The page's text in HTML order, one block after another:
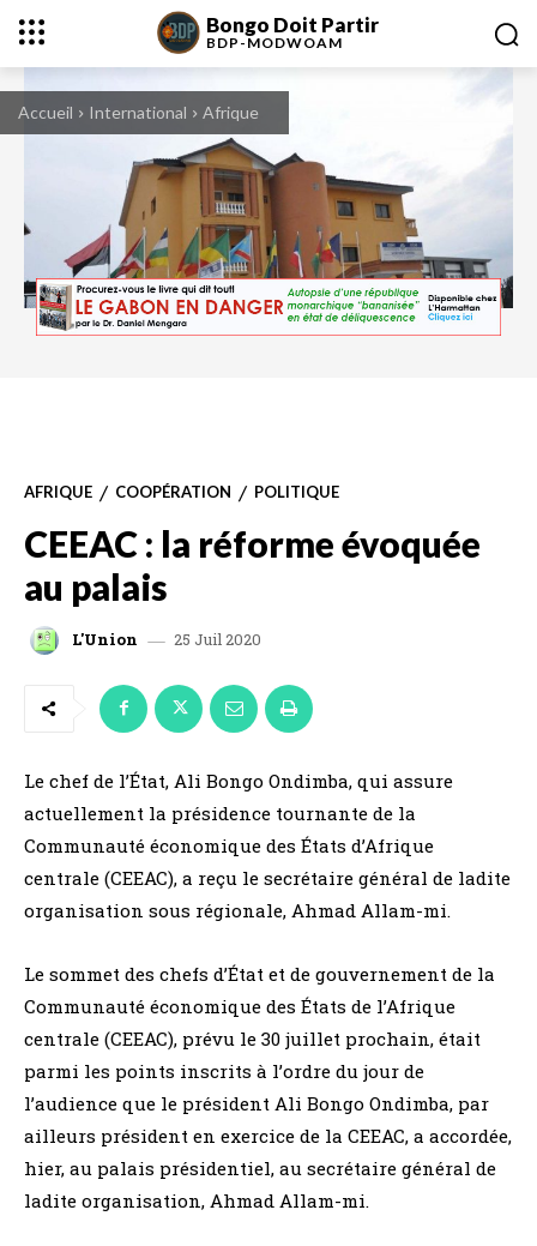
Bongo Doit Partir
BDP-MODWOAM
Accueil International Afrique
AFRIQUE COOPÉRATION POLITIQUE
CEEAC : la réforme évoquée
au palais
L'Union 25 Juil 2020
Le chef de l’État, Ali Bongo Ondimba, qui assure
actuellement la présidence tournante de la
Communauté économique des États d’Afrique
centrale (CEEAC), a reçu le secrétaire général de ladite
organisation sous régionale, Ahmad Allam-mi.
Le sommet des chefs d’État et de gouvernement de la
Communauté économique des États de l’Afrique
centrale (CEEAC), prévu le 30 juillet prochain, était
parmi les points inscrits à l’ordre du jour de
l’audience que le président Ali Bongo Ondimba, par
ailleurs président en exercice de la CEEAC, a accordée,
hier, au palais présidentiel, au secrétaire général de
ladite organisation, Ahmad Allam-mi.